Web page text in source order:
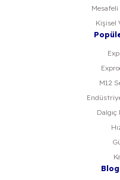
Mesafeli
Kişisel
M12
Dalgıç
Blog